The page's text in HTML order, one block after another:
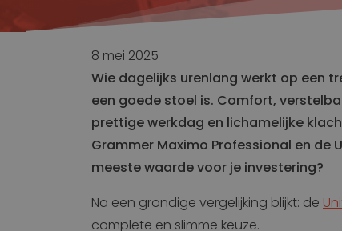
Logistiek
Stoelen voor Reachtruck
Wagenpark
8 mei 2025
Wie dagelijks urenlang werkt op een
een goede stoel is. Comfort,
prettige werkdag en lichamelijke
Grammer Maximo Professional en de
meeste waarde voor je investering?
Na een grondige vergelijking blijkt: de
complete en slimme keuze.